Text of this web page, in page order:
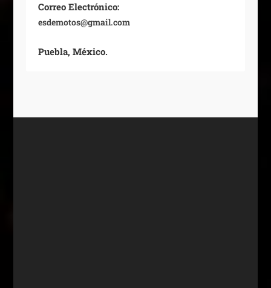
Correo Electrónico:
esdemotos@gmail.com
Puebla, México.